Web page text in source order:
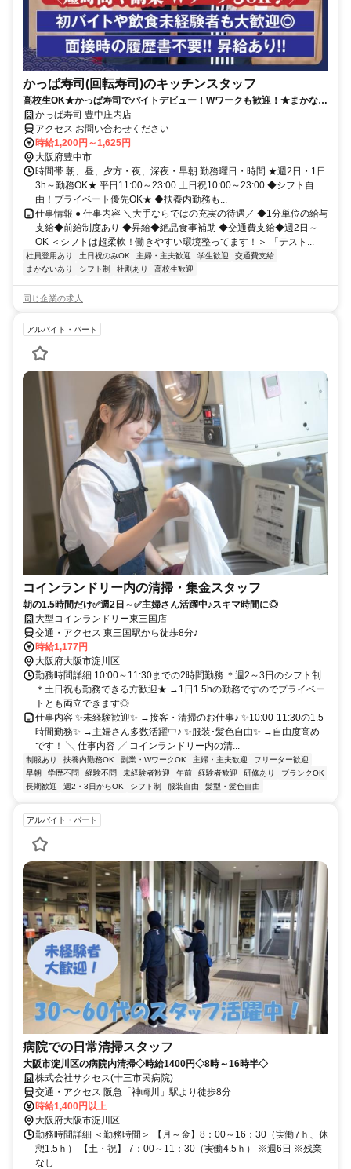
かっぱ寿司(回転寿司)のキッチンスタッフ
高校生OK★かっぱ寿司でバイトデビュー！Wワークも歓迎！★まかない
有★短時間OK★履歴書不要
かっぱ寿司 豊中庄内店
アクセス お問い合わせください
時給1,200円～1,625円
大阪府豊中市
時間帯 朝、昼、夕方・夜、深夜・早朝 勤務曜日・時間 ★週2日・1日
3h～勤務OK★ 平日11:00～23:00 土日祝10:00～23:00 ◆シフト自
由！プライベート優先OK★ ◆扶養内勤務も...
仕事情報 ● 仕事内容 ＼大手ならではの充実の待遇／ ◆1分単位の給与
支給◆前給制度あり ◆昇給◆絶品食事補助 ◆交通費支給◆週2日～
OK ＜シフトは超柔軟！働きやすい環境整ってます！＞ 「テスト...
社員登用あり 土日祝のみOK 主婦・主夫歓迎 学生歓迎
交通費支給
まかないあり
シフト制 社割あり 高校生歓迎
同じ企業の求人
アルバイト・パート
コインランドリー内の清掃・集金スタッフ
朝の1.5時間だけ✅週2日～✅主婦さん活躍中♪スキマ時間に◎
大型コインランドリー東三国店
交通・アクセス 東三国駅から徒歩8分♪
時給1,177円
大阪府大阪市淀川区
勤務時間詳細 10:00～11:30までの2時間勤務 ＊週2～3日のシフト制
＊土日祝も勤務できる方歓迎★ →1日1.5hの勤務ですのでプライベー
トとも両立できます◎
仕事内容 ✨未経験歓迎✨ →接客・清掃のお仕事♪ ✨10:00-11:30の1.5
時間勤務✨ →主婦さん多数活躍中♪ ✨服装･髪色自由✨ →自由度高め
です！ ╲ 仕事内容 ╱ コインランドリー内の清...
制服あり 扶養内勤務OK 副業・WワークOK 主婦・主夫歓迎
フリーター歓迎
早朝
学歴不問 経験不問 未経験者歓迎 午前 経験者歓迎 研修あり
ブランクOK
長期歓迎
週2・3日からOK シフト制 服装自由 髪型・髪色自由
アルバイト・パート
病院での日常清掃スタッフ
大阪市淀川区の病院内清掃◇時給1400円◇8時～16時半◇
株式会社サクセス(十三市民病院)
交通・アクセス 阪急「神崎川」駅より徒歩8分
時給1,400円以上
大阪府大阪市淀川区
勤務時間詳細 ＜勤務時間＞ 【月～金】8：00～16：30（実働7ｈ、休
憩1.5ｈ） 【土・祝】 7：00～11：30（実働4.5ｈ） ※週6日 ※残業
なし